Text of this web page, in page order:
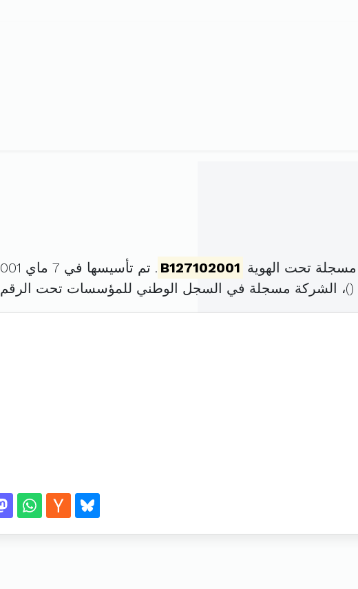
تحت الهوية B127102001 . تم تأسيسها في 7 ماي 2001 برأس مال قدره
)، الشركة مسجلة في السجل الوطني للمؤسسات تحت الرقم